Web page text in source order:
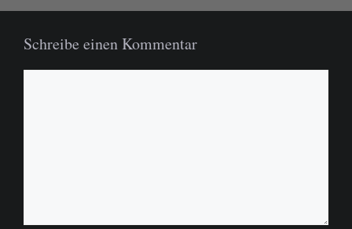
Schreibe einen Kommentar